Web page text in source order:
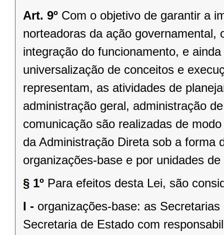
Art. 9º Com o objetivo de garantir a
norteadoras da ação governamental,
integração do funcionamento, e
universalização de conceitos e
representam, as atividades de
administração geral, administração
comunicação são realizadas de
da Administração Direta sob a forma
organizações-base e por unidades
§ 1º Para efeitos desta Lei, são
I - organizações-base: as
Secretaria de Estado com